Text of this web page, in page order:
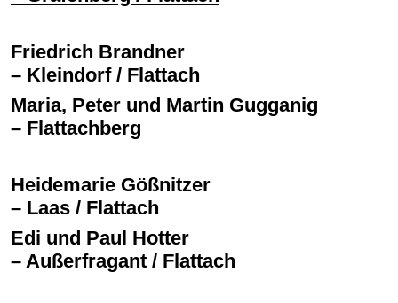
Friedrich Brandner
– Kleindorf / Flattach
Maria, Peter und Martin Gugganig
– Flattachberg
Heidemarie Gößnitzer
– Laas / Flattach
Edi und Paul Hotter
– Außerfragant / Flattach